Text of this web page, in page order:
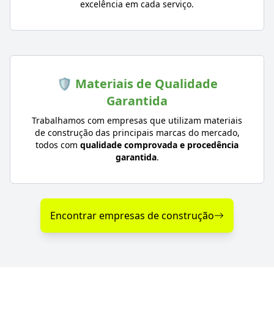
excelência em cada serviço.
🛡️ Materiais de Qualidade
Garantida
Trabalhamos com empresas que utilizam materiais
de construção das principais marcas do mercado,
todos com qualidade comprovada e procedência
garantida.
Encontrar empresas de construção